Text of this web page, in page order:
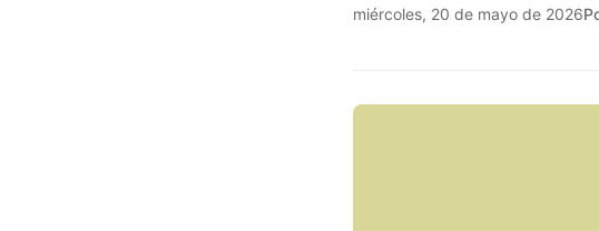
miércoles, 20 de mayo de 2026